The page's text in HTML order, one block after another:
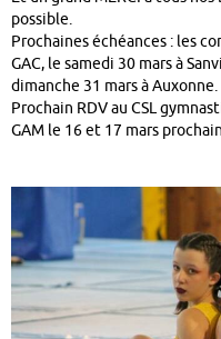
possible.
Prochaines échéances : les
GAC, le samedi 30 mars à
dimanche 31 mars à Auxonne.
Prochain RDV au CSL
GAM le 16 et 17 mars